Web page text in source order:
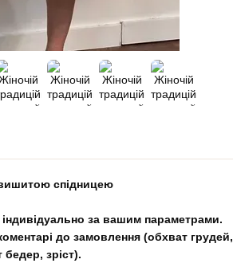
спідницею
за вашим параметрами.
до замовлення (обхват грудей,
бедер, зріст).